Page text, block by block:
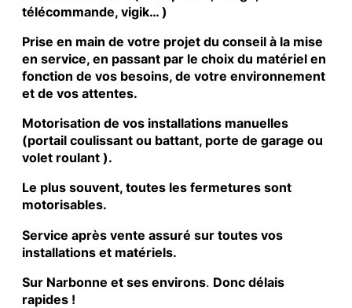
télécommande, vigik… )
Prise en main de votre projet du conseil à la mise
en service, en passant par le choix du matériel en
fonction de vos besoins, de votre environnement
et de vos attentes.
Motorisation de vos installations manuelles
(portail coulissant ou battant, porte de garage ou
volet roulant ).
Le plus souvent, toutes les fermetures sont
motorisables.
Service après vente assuré sur toutes vos
installations et matériels.
Sur Narbonne et ses environs. Donc délais
rapides !